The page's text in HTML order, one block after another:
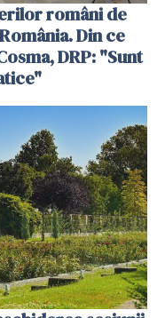
români de
Din ce
DRP: "Sunt